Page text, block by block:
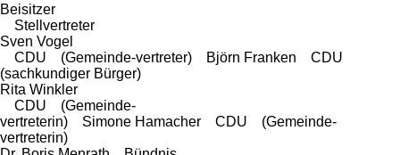
Beisitzer
Stellvertreter
Sven Vogel
CDU (Gemeinde-vertreter) Björn Franken CDU
(sachkundiger Bürger)
Rita Winkler
CDU (Gemeinde-
vertreterin) Simone Hamacher CDU (Gemeinde-
vertreterin)